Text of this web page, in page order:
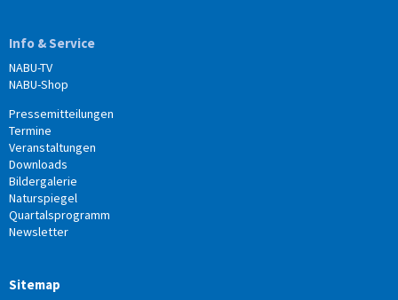
Info & Service
NABU-TV
NABU-Shop
Pressemitteilungen
Termine
Veranstaltungen
Downloads
Bildergalerie
Naturspiegel
Quartalsprogramm
Newsletter
Sitemap